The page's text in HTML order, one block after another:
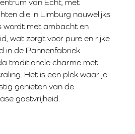
van Echt, met
die in Limburg nauwelijks
wordt met ambacht en
wat zorgt voor pure en rijke
in de Pannenfabriek
traditionele charme met
Het is een plek waar je
genieten van de
gastvrijheid.